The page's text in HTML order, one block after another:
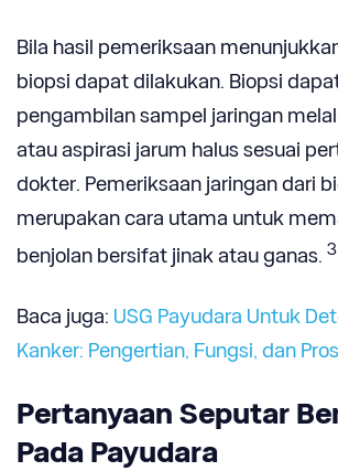
Bila hasil pemeriksaan
biopsi dapat dilakukan. Biopsi
pengambilan sampel jaringan
atau aspirasi jarum halus sesuai
dokter. Pemeriksaan jaringan dari
merupakan cara utama untuk
benjolan bersifat jinak atau ganas. 3
Baca juga: USG Payudara Untuk
Kanker: Pengertian, Fungsi, dan
Pertanyaan Seputar
Pada Payudara